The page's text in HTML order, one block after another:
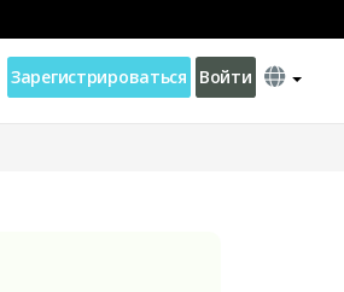
Зарегистрироваться Войти